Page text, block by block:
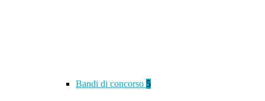
Bandi di concorso 5